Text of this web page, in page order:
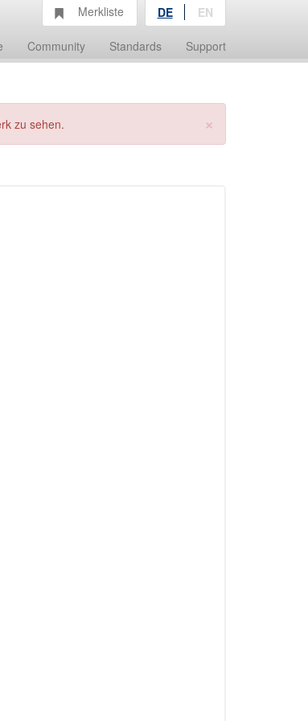
Community Standards Support
Merkliste DE EN
×
zu sehen.